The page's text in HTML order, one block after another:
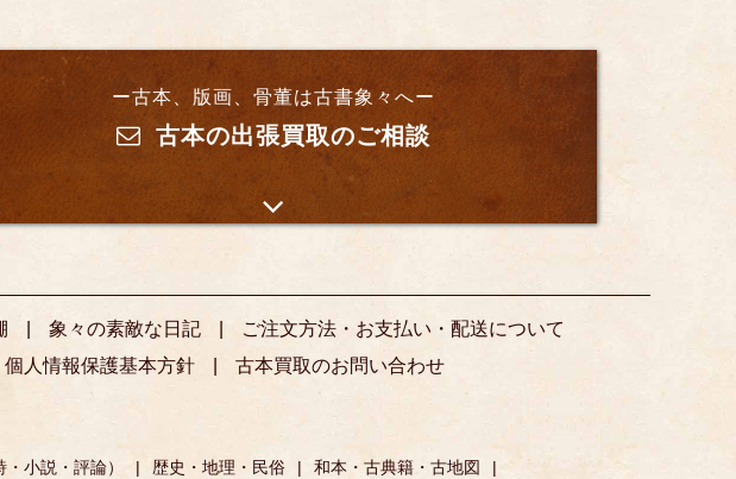
ー古本、版画、骨董は古書象々へー
古本の出張買取のご相談
象々の素敵な日記
ご注文方法・お支払い・配送について
個人情報保護基本方針 古本買取のお問い合わせ
小説・評論） 歴史・地理・民俗
和本・古典籍・古地図